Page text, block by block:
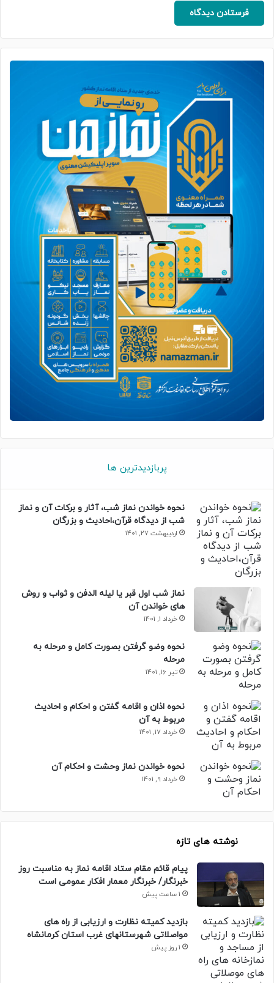
پربازدیدترین ها
نحوه خواندن نماز شب، آثار و برکات آن و نماز
شب از دیدگاه قرآن،احادیث و بزرگان
اردیبهشت 27, 1401
نماز شب اول قبر یا لیله الدفن و ثواب و روش
های خواندن آن
خرداد 1, 1401
نحوه وضو گرفتن بصورت کامل و مرحله به
مرحله
تیر 16, 1401
نحوه اذان و اقامه گفتن و احکام و احادیث
مربوط به آن
خرداد 17, 1401
نحوه خواندن نماز وحشت و احکام آن
خرداد 9, 1401
نوشته های تازه
پیام قائم مقام ستاد اقامه نماز به مناسبت روز
خبرنگار/ خبرنگار معمار افکار عمومی است
1 ساعت پیش
بازدید کمیته نظارت و ارزیابی از راه های
مواصلاتی شهرستانهای غرب استان کرمانشاه
1 روز پیش